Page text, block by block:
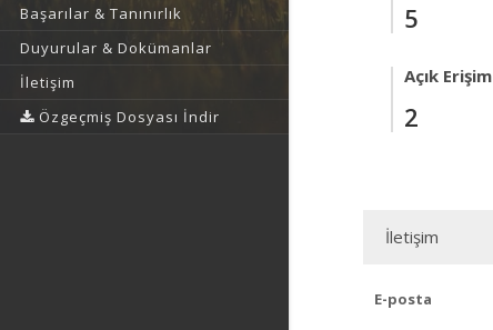
Başarılar & Tanınırlık
Duyurular & Dokümanlar
İletişim
Özgeçmiş Dosyası İndir
5
Açık Erişim
2
İletişim
E-posta